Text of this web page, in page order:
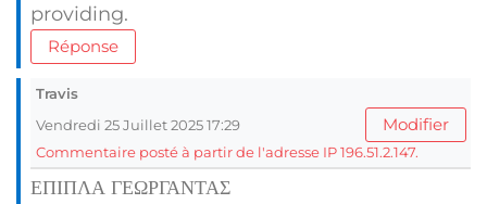
providing.
Réponse
Travis
Vendredi 25 Juillet 2025 17:29
Modifier
Commentaire posté à partir de l'adresse IP 196.51.2.147.
ΕΠΙΠΛΑ ΓΕΩΡΓΑΝΤΑΣ